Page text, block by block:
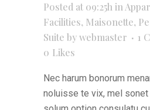
Posted at 09:25h in
Facilities, Maisonette,
Suite bywebmaster
1
0 Likes
Nec harum bonorum
noluisse te vix, mel sonet